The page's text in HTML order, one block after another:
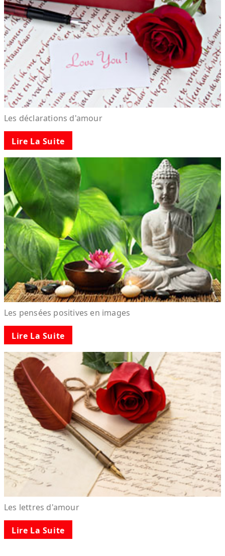
Les déclarations d'amour
Lire La Suite
Les pensées positives en images
Lire La Suite
Les lettres d'amour
Lire La Suite